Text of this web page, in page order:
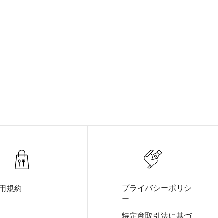
規約
プライバシーポリシ
ー